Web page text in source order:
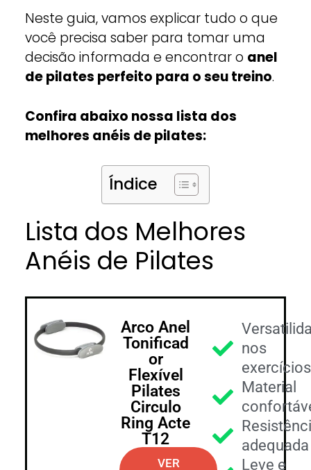
Neste guia, vamos explicar tudo o que
você precisa saber para tomar uma
decisão informada e encontrar o anel
de pilates perfeito para o seu treino.
Confira abaixo nossa lista dos
melhores anéis de pilates:
Índice
Lista dos Melhores
Anéis de Pilates
Arco Anel
Tonificad
or
Flexível
Pilates
Circulo
Ring Acte
T12
VER
nos
exercícios
Material
adequada
Leve e